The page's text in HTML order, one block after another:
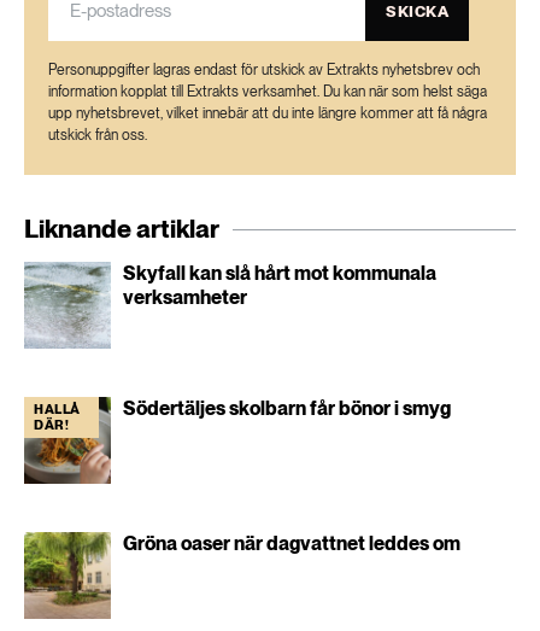
SKICKA
Personuppgifter lagras endast för utskick av Extrakts nyhetsbrev och
information kopplat till Extrakts verksamhet. Du kan när som helst säga
upp nyhetsbrevet, vilket innebär att du inte längre kommer att få några
utskick från oss.
Liknande artiklar
Skyfall kan slå hårt mot kommunala
verksamheter
HALLÅ
DÄR!
Södertäljes skolbarn får bönor i smyg
Gröna oaser när dagvattnet leddes om